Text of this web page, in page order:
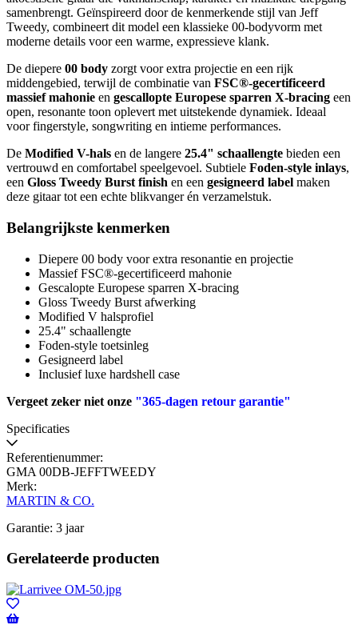
samenbrengt. Geïnspireerd door de kenmerkende stijl van Jeff
Tweedy, combineert dit model een klassieke 00-bodyvorm met
moderne details voor een warme, expressieve klank.
De diepere 00 body zorgt voor extra projectie en een rijk
middengebied, terwijl de combinatie van FSC®-gecertificeerd
massief mahonie en gescallopte Europese sparren X-bracing een
open, resonante toon oplevert met uitstekende dynamiek. Ideaal
voor fingerstyle, songwriting en intieme performances.
De Modified V-hals en de langere 25.4" schaallengte bieden een
vertrouwd en comfortabel speelgevoel. Subtiele Foden-style inlays,
een Gloss Tweedy Burst finish en een gesigneerd label maken
deze gitaar tot een echte blikvanger én verzamelstuk.
Belangrijkste kenmerken
Diepere 00 body voor extra resonantie en projectie
Massief FSC®-gecertificeerd mahonie
Gescalopte Europese sparren X-bracing
Gloss Tweedy Burst afwerking
Modified V halsprofiel
25.4" schaallengte
Foden-style toetsinleg
Gesigneerd label
Inclusief luxe hardshell case
Vergeet zeker niet onze "365-dagen retour garantie"
Specificaties
Referentienummer:
GMA 00DB-JEFFTWEEDY
Merk:
MARTIN & CO.
Garantie: 3 jaar
Gerelateerde producten